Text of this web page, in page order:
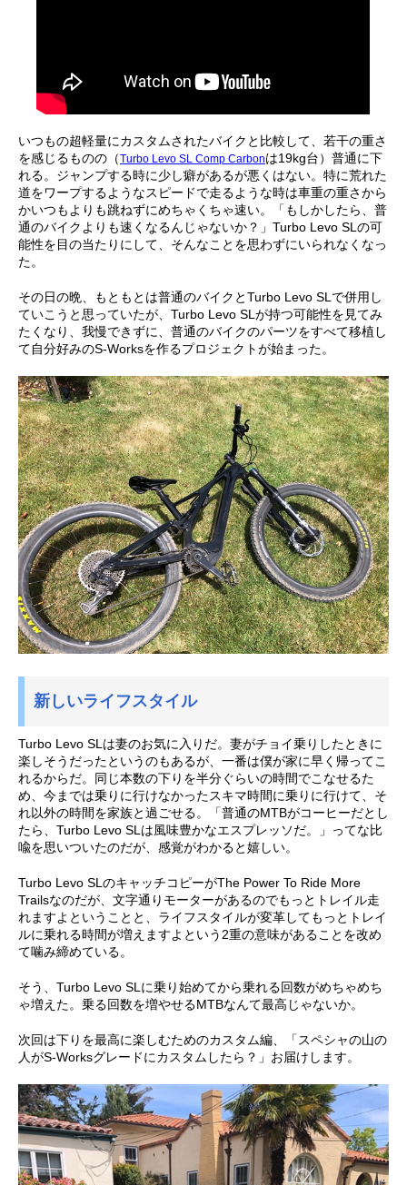
いつもの超軽量にカスタムされたバイクと比較して、若干の重さ
を感じるものの（Turbo Levo SL Comp Carbonは19kg台）普通に下
れる。ジャンプする時に少し癖があるが悪くはない。特に荒れた
道をワープするようなスピードで走るような時は車重の重さから
かいつもよりも跳ねずにめちゃくちゃ速い。「もしかしたら、普
通のバイクよりも速くなるんじゃないか？」Turbo Levo SLの可
能性を目の当たりにして、そんなことを思わずにいられなくなっ
た。
その日の晩、もともとは普通のバイクとTurbo Levo SLで併用し
ていこうと思っていたが、Turbo Levo SLが持つ可能性を見てみ
たくなり、我慢できずに、普通のバイクのパーツをすべて移植し
て自分好みのS-Worksを作るプロジェクトが始まった。
新しいライフスタイル
Turbo Levo SLは妻のお気に入りだ。妻がチョイ乗りしたときに
楽しそうだったというのもあるが、一番は僕が家に早く帰ってこ
れるからだ。同じ本数の下りを半分ぐらいの時間でこなせるた
め、今までは乗りに行けなかったスキマ時間に乗りに行けて、そ
れ以外の時間を家族と過ごせる。「普通のMTBがコーヒーだとし
たら、Turbo Levo SLは風味豊かなエスプレッソだ。」ってな比
喩を思いついたのだが、感覚がわかると嬉しい。
Turbo Levo SLのキャッチコピーがThe Power To Ride More
Trailsなのだが、文字通りモーターがあるのでもっとトレイル走
れますよということと、ライフスタイルが変革してもっとトレイ
ルに乗れる時間が増えますよという2重の意味があることを改め
て噛み締めている。
そう、Turbo Levo SLに乗り始めてから乗れる回数がめちゃめち
ゃ増えた。乗る回数を増やせるMTBなんて最高じゃないか。
次回は下りを最高に楽しむためのカスタム編、「スペシャの山の
人がS-Worksグレードにカスタムしたら？」お届けします。